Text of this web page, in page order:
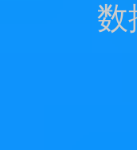
数